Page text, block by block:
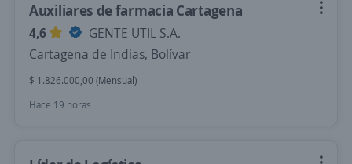
Auxiliares de farmacia Cartagena
4,6
GENTE UTIL S.A.
Cartagena de Indias, Bolívar
$ 1.826.000,00 (Mensual)
Hace 19 horas